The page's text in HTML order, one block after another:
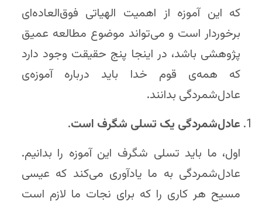
که این آموزه از اهمیت الهیاتی فوق‌العاده‌ای
برخوردار است و می‌تواند موضوع مطالعه عمیق
پژوهشی باشد، در اینجا پنج حقیقت وجود دارد
که همه‌ی قوم خدا باید درباره‌ آموزه‌ی
عادل‌شمردگی بدانند.
عادل‌شمردگی یک تسلی شگرف است.
اول، ما باید تسلی شگرف این آموزه را بدانیم.
عادل‌شمردگی به ما یادآوری می‌کند که عیسی
مسیح هر کاری را که برای نجات ما لازم است